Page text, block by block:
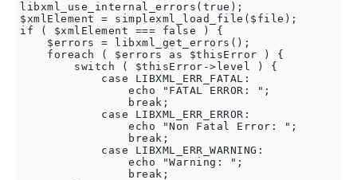
libxml_use_internal_errors(true);
$xmlElement = simplexml_load_file($file);
if ( $xmlElement === false ) {
    $errors = libxml_get_errors();
    foreach ( $errors as $thisError ) {
        switch ( $thisError->level ) {
            case LIBXML_ERR_FATAL:
                echo "FATAL ERROR: ";
                break;
            case LIBXML_ERR_ERROR:
                echo "Non Fatal Error: ";
                break;
            case LIBXML_ERR_WARNING:
                echo "Warning: ";
                break;